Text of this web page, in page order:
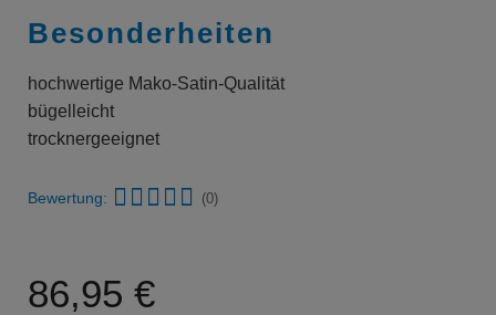
Besonderheiten
hochwertige Mako-Satin-Qualität
bügelleicht
trocknergeeignet
Bewertung: (0)
86,95 €